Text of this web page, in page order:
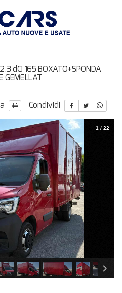
dCi 165 BOXATO+SPONDA
GEMELLAT
Condividi
×
1 / 22